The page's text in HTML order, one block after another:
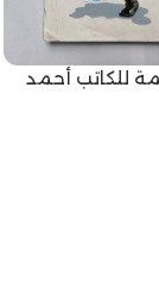
للكاتب أحمد